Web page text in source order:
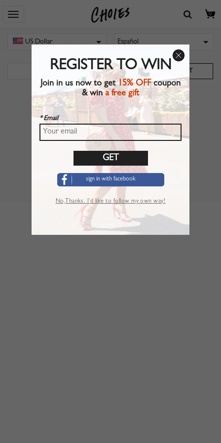
0
CONTÁCTENOS
MI CUENTA •Rastrear • Mis Puntos
Sobre Nosotros •Socios •Contáctenos
Copyright © 2018 CHOIES
Términos & Condiciones •Política de privacidad
REGISTER TO WIN
Join in us now to get15% OFFcoupon
& wina free gift
* Email
sign in with facebook
No,Thanks. I’d like to follow my own way!